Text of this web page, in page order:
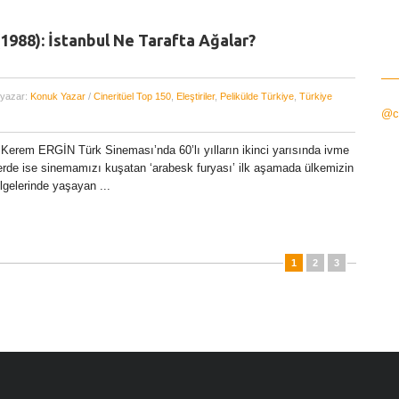
İstanbul Ne Tarafta Ağalar?
Konuk Yazar/ Cineritüel Top 150, Eleştiriler, Pelikülde Türkiye, Türkiye
ERGİN Türk Sineması’nda 60’lı yılların ikinci yarısında ivme
ise sinemamızı kuşatan ‘arabesk furyası’ ilk aşamada ülkemizin
yaşayan ...
1 2 3